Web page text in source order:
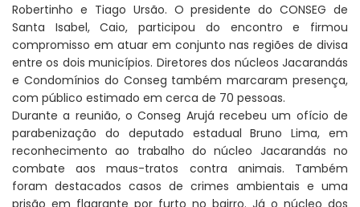
Robertinho e Tiago Ursão. O presidente do CONSEG de
Santa Isabel, Caio, participou do encontro e firmou
compromisso em atuar em conjunto nas regiões de divisa
entre os dois municípios. Diretores dos núcleos Jacarandás
e Condomínios do Conseg também marcaram presença,
com público estimado em cerca de 70 pessoas.
Durante a reunião, o Conseg Arujá recebeu um ofício de
parabenização do deputado estadual Bruno Lima, em
reconhecimento ao trabalho do núcleo Jacarandás no
combate aos maus-tratos contra animais. Também
foram destacados casos de crimes ambientais e uma
prisão em flagrante por furto no bairro. Já o núcleo dos